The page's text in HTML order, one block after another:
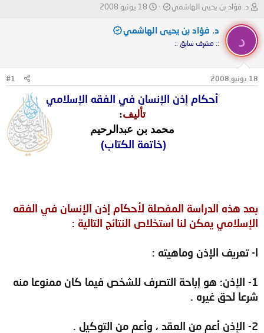
ب
د
ئ
ل
م
و
د. فؤاد بن يحيى الهاشمي
ت
ر
ي
ل
ء
18 يونيو 2008
د
د. فؤاد بن يحيى الهاشمي
:: مشرف سابق ::
18 يونيو 2008 #1
أحكام إذن الإنسان في الفقه الإسلامي
تأليف:
محمد بن عبدالرحيم
(خاتمة الكتاب)
بعد هذه الدراسة المفصلة لأحكام إذن الإنسان في الفقه
الإسلامي يمكن لنا استخلاص النتائج التالية :
ا- تعريف الإذن وماهيته :
1- الإذن: هو إباحة التصرف للشخص فيما كان ممنوعا منه
شرعا لحق غيره .
2- الإذن أعم من العقد ، وأعم من التوكيل .